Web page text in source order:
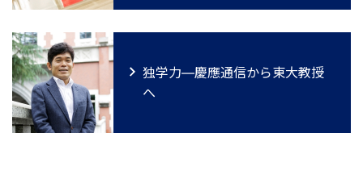
独学力―慶應通信から東大教授
へ